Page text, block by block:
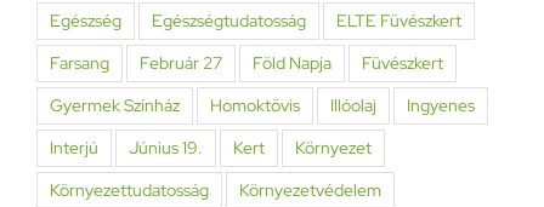
Egészség
Egészségtudatosság
ELTE Füvészkert
Farsang
Február 27 Föld Napja
Füvészkert
Gyermek Színház
Homoktövis Illóolaj
Ingyenes
Interjú
Június 19. Kert
Környezet
Környezettudatosság
Környezetvédelem